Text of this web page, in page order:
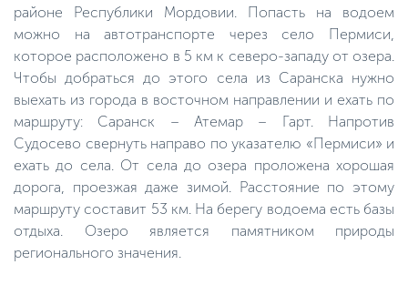
районе Республики Мордовии. Попасть на водоем
можно на автотранспорте через село Пермиси,
которое расположено в 5 км к северо-западу от озера.
Чтобы добраться до этого села из Саранска нужно
выехать из города в восточном направлении и ехать по
маршруту: Саранск – Атемар – Гарт. Напротив
Судосево свернуть направо по указателю «Пермиси» и
ехать до села. От села до озера проложена хорошая
дорога, проезжая даже зимой. Расстояние по этому
маршруту составит 53 км. На берегу водоема есть базы
отдыха. Озеро является памятником природы
регионального значения.